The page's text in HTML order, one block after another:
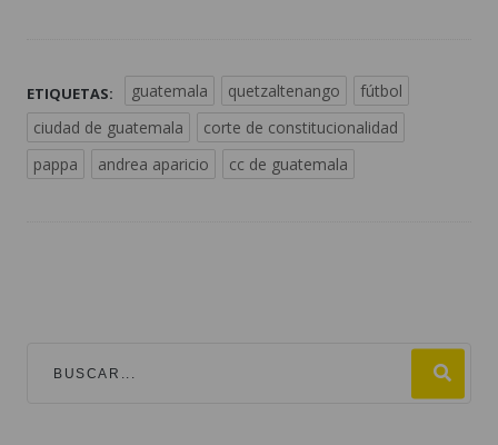
ETIQUETAS: guatemala quetzaltenango
fútbol
ciudad de guatemala
corte de constitucionalidad
pappa
andrea aparicio cc de guatemala